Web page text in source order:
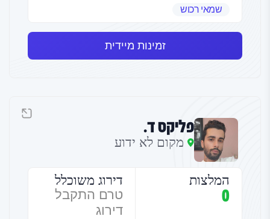
שמאי רכוש
זמינות מיידית
פליקס ד.
מקום לא ידוע
המלצות
0
דירוג משוכלל
טרם התקבל
דירוג